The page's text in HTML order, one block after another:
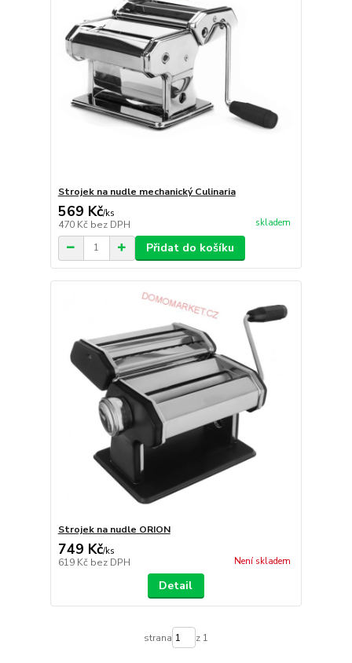
Strojek na nudle mechanický Culinaria
569 Kč/ks
470 Kč bez DPH skladem
Přidat do košíku
Strojek na nudle ORION
749 Kč/ks
619 Kč bez DPH Není skladem
Detail
strana z 1